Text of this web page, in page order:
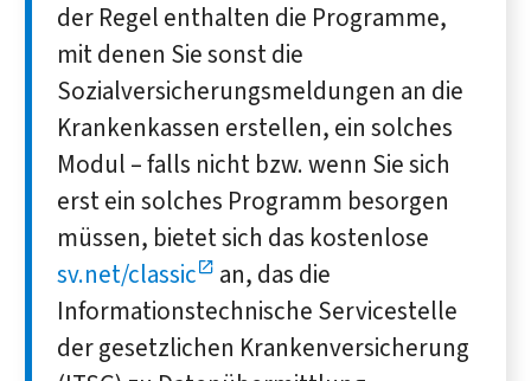
der Regel enthalten die Programme,
mit denen Sie sonst die
Sozialversicherungsmeldungen an die
Krankenkassen erstellen, ein solches
Modul – falls nicht bzw. wenn Sie sich
erst ein solches Programm besorgen
müssen, bietet sich das kostenlose
sv.net/classic
an, das die
Informationstechnische Servicestelle
der gesetzlichen Krankenversicherung